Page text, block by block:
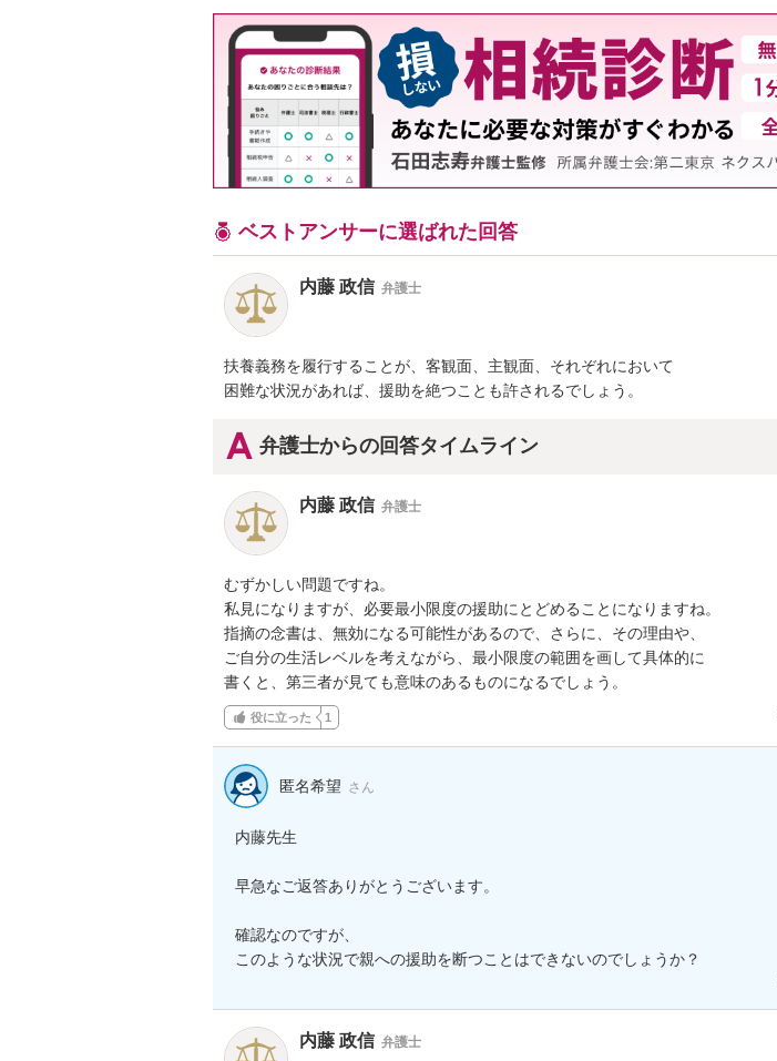
ベストアンサーに選ばれた回答
内藤 政信 弁護士
扶養義務を履行することが、客観面、主観面、それぞれにおいて
困難な状況があれば、援助を絶つことも許されるでしょう。
弁護士からの回答タイムライン
内藤 政信 弁護士
むずかしい問題ですね。
私見になりますが、必要最小限度の援助にとどめることになりますね。
指摘の念書は、無効になる可能性があるので、さらに、その理由や、
ご自分の生活レベルを考えながら、最小限度の範囲を画して具体的に
書くと、第三者が見ても意味のあるものになるでしょう。
役に立った 1
匿名希望 さん
内藤先生
早急なご返答ありがとうございます。
確認なのですが、
内藤 政信 弁護士